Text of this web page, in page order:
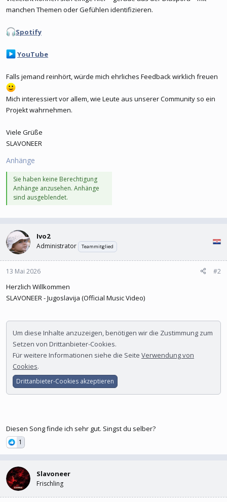
manchen Themen oder Gefühlen identifizieren.
Spotify
YouTube
Falls jemand reinhört, würde mich ehrliches Feedback wirklich freuen
Mich interessiert vor allem, wie Leute aus unserer Community so ein
Projekt wahrnehmen.
Viele Grüße
SLAVONEER
Anhänge
Sie haben keine Berechtigung
Anhänge anzusehen. Anhänge
sind ausgeblendet.
Ivo2
Administrator Teammitglied
13 Mai 2026 #2
Herzlich Willkommen
SLAVONEER - Jugoslavija (Official Music Video)
Um diese Inhalte anzuzeigen, benötigen wir die Zustimmung zum
Setzen von Drittanbieter-Cookies.
Für weitere Informationen siehe die Seite Verwendung von
Cookies.
Drittanbieter-Cookies akzeptieren
Diesen Song finde ich sehr gut. Singst du selber?
1
Slavoneer
Frischling